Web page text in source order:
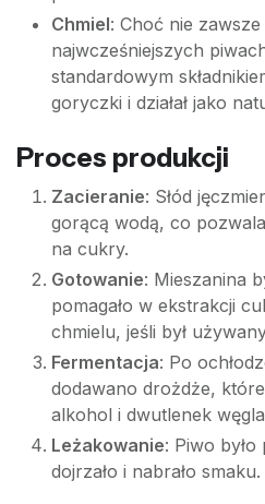
Chmiel: Choć nie
najwcześniejszych
standardowym
goryczki i działał jako
Proces produkcji
Zacieranie: Słód
gorącą wodą, co
na cukry.
Gotowanie: Mieszanina
pomagało w ekstrakcji
chmielu, jeśli był
Fermentacja: Po
dodawano drożdże,
alkohol i dwutlenek
Leżakowanie: Piwo
dojrzało i nabrało smaku.